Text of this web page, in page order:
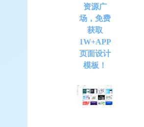
资源广
场，免费
获取
1W+APP
页面设计
模板！